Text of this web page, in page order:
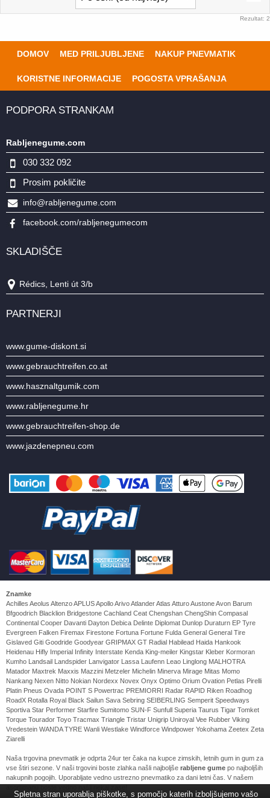
Rezultat: 2
DOMOV MED PRILJUBLJENE NAKUP PNEVMATIK
KORISTNE INFORMACIJE POGOSTA VPRAŠANJA
PODPORA STRANKAM
Rabljenegume.com
030 332 092
Prosim pokličite
info@rabljenegume.com
facebook.com/rabljenegumecom
SKLADIŠČE
Rédics, Lenti út 3/b
PARTNERJI
www.gume-diskont.si
www.gebrauchtreifen.co.at
www.hasznaltgumik.com
www.rabljenegume.hr
www.gebrauchtreifen-shop.de
www.jazdenepneu.com
Znamke
Achilles Aeolus Altenzo APLUS Apollo Arivo Atlander Atlas Atturo Austone Avon Barum
Bfgoodrich Blacklion Bridgestone Cachland Ceat Chengshan ChengShin Compasal
Continental Cooper Davanti Dayton Debica Delinte Diplomat Dunlop Duraturn EP Tyre
Evergreen Falken Firemax Firestone Fortuna Fortune Fulda General General Tire
Gislaved Giti Goodride Goodyear GRIPMAX GT Radial Habilead Haida Hankook
Heidenau Hifly Imperial Infinity Interstate Kenda King-meiler Kingstar Kleber Kormoran
Kumho Landsail Landspider Lanvigator Lassa Laufenn Leao Linglong MALHOTRA
Matador Maxtrek Maxxis Mazzini Metzeler Michelin Minerva Mirage Mitas Momo
Nankang Nexen Nitto Nokian Nordexx Novex Onyx Optimo Orium Ovation Petlas Pirelli
Platin Pneus Ovada POINT S Powertrac PREMIORRI Radar RAPID Riken Roadhog
RoadX Rotalla Royal Black Sailun Sava Sebring SEIBERLING Semperit Speedways
Sportiva Star Performer Starfire Sumitomo SUN-F Sunfull Superia Taurus Tigar Tomket
Torque Tourador Toyo Tracmax Triangle Tristar Unigrip Uniroyal Vee Rubber Viking
Vredestein WANDA TYRE Wanli Westlake Windforce Windpower Yokohama Zeetex Zeta
Ziarelli
Naša trgovina pnevmatik je odprta 24ur ter čaka na kupce zimskih, letnih gum in gum za
vse štiri sezone. V naši trgovini boste zlahka našli najboljše rabljene gume po najboljših
nakupnih pogojih. Uporabljate vedno ustrezno pnevmatiko za dani letni čas. V našem
Spletna stran uporablja piškotke, s pomočjo katerih izboljšujemo vašo